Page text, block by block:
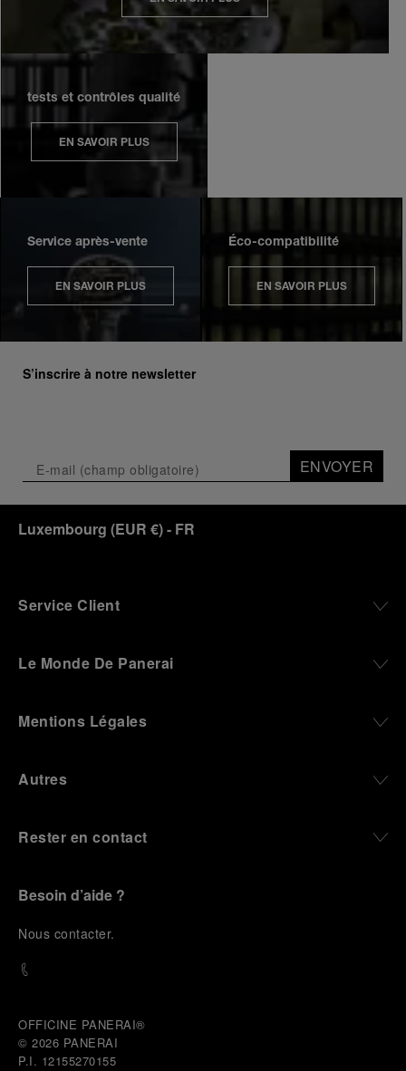
tests et contrôles qualité
EN SAVOIR PLUS
Service après-vente
EN SAVOIR PLUS
Éco-compatibilité
EN SAVOIR PLUS
S’inscrire à notre newsletter
ENVOYER
Luxembourg (EUR €)- FR
Service Client
Le Monde De Panerai
Mentions Légales
Autres
Rester en contact
Besoin d’aide ?
Nous contacter.
OFFICINE PANERAI®
© 2026 PANERAI
P.I. 12155270155